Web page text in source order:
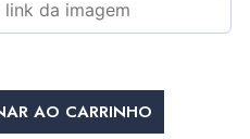
AO CARRINHO